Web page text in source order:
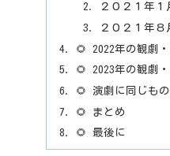
２０２１年１
２０２１年８
🌻 2022年の観劇
🌻 2023年の観劇
🌻 演劇に同じもの
🌻 まとめ
🌻 最後に